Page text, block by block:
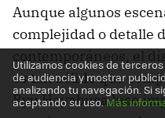
Aunque algunos
complejidad o detalle
contemporáneos, el
es tan sólido que
Ryu Hayabusa luce
Utilizamos cookies de
de audiencia y mostrar
analizando tu navegación. Si
aceptando su uso.Más